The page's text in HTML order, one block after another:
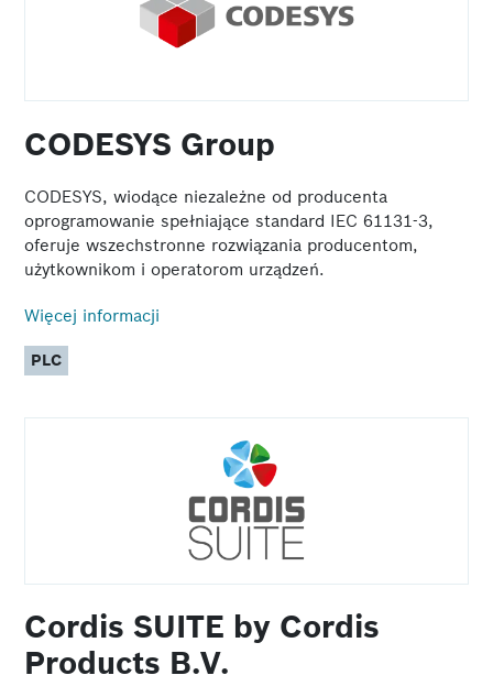
CODESYS Group
CODESYS, wiodące niezależne od producenta
oprogramowanie spełniające standard IEC 61131-3,
oferuje wszechstronne rozwiązania producentom,
użytkownikom i operatorom urządzeń.
Więcej informacji
PLC
Cordis SUITE by Cordis
Products B.V.